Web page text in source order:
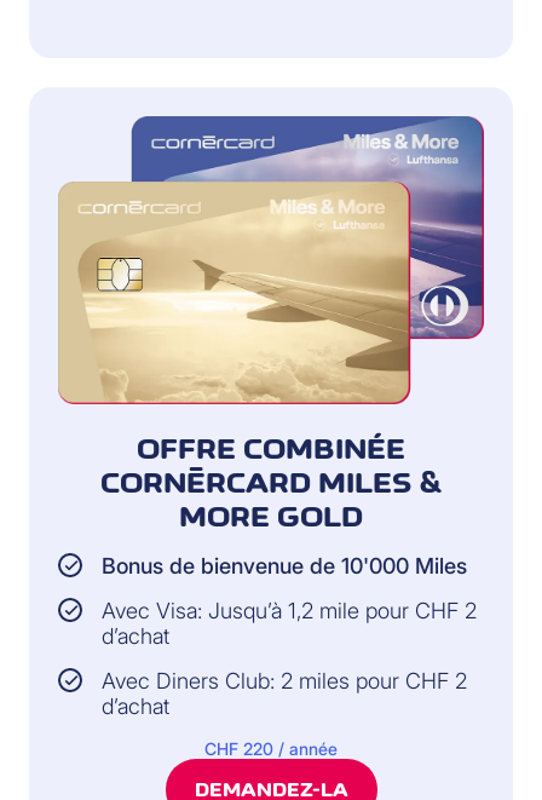
OFFRE COMBINÉE
CORNÈRCARD MILES &
MORE GOLD
Bonus de bienvenue de 10'000 Miles
Avec Visa: Jusqu’à 1,2 mile pour CHF 2
d’achat
Avec Diners Club: 2 miles pour CHF 2
d’achat
CHF 220 / année
DEMANDEZ-LA